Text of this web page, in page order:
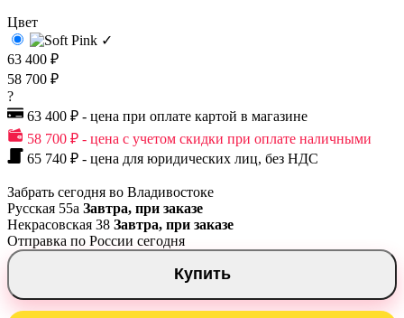
Цвет
✓
63 400 ₽
58 700 ₽
?
63 400 ₽ - цена при оплате картой в магазине
58 700 ₽ - цена с учетом скидки при оплате наличными
65 740 ₽ - цена для юридических лиц, без НДС
Купить
Забрать сегодня во Владивостоке
Русская 55а Завтра, при заказе
Некрасовская 38 Завтра, при заказе
Отправка по России сегодня